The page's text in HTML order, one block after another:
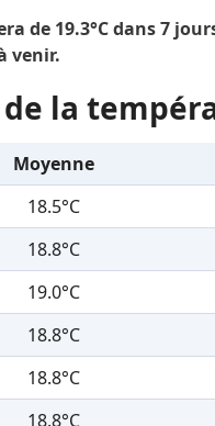
de 19.3°C dans 7
venir.
la
Moyenne
18.5°C
18.8°C
19.0°C
18.8°C
18.8°C
18.8°C